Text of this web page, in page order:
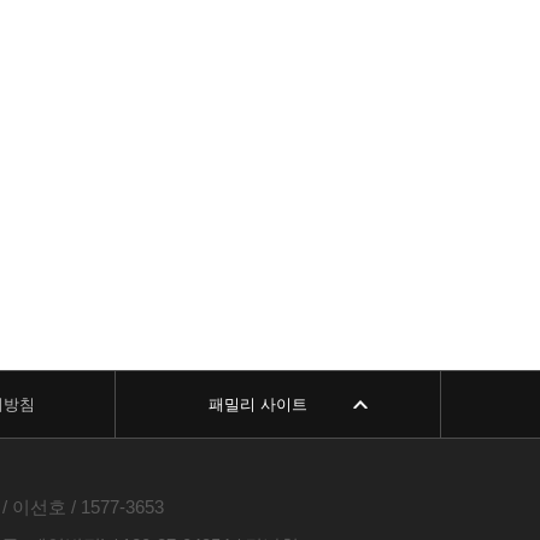
침 패밀리 사이트
이선호 / 1577-3653